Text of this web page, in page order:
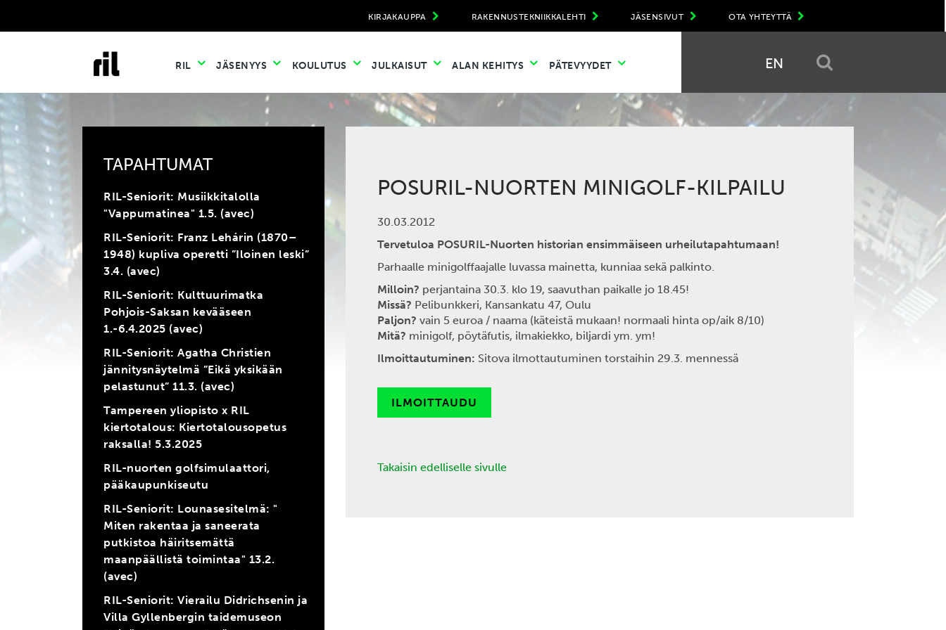
OTA YHTEYTTÄ
JÄSENSIVUT
RAKENNUSTEKNIIKKALEHTI
KIRJAKAUPPA
RIL JÄSENYYS KOULUTUS JULKAISUT ALAN KEHITYS PÄTEVYYDET EN
TAPAHTUMAT
RIL-Seniorit: Musiikkitalolla
"Vappumatinea" 1.5. (avec)
RIL-Seniorit: Franz Lehárin (1870–
1948) kupliva operetti ”Iloinen leski”
3.4. (avec)
RIL-Seniorit: Kulttuurimatka
Pohjois-Saksan kevääseen
1.-6.4.2025 (avec)
RIL-Seniorit: Agatha Christien
jännitysnäytelmä ”Eikä yksikään
pelastunut” 11.3. (avec)
Tampereen yliopisto x RIL
kiertotalous: Kiertotalousopetus
raksalla! 5.3.2025
RIL-nuorten golfsimulaattori,
pääkaupunkiseutu
RIL-Seniorit: Lounasesitelmä: "
Miten rakentaa ja saneerata
putkistoa häiritsemättä
maanpäällistä toimintaa" 13.2.
(avec)
RIL-Seniorit: Vierailu Didrichsenin ja
Villa Gyllenbergin taidemuseon
POSURIL-NUORTEN MINIGOLF-KILPAILU
30.03.2012
Tervetuloa POSURIL-Nuorten historian ensimmäiseen urheilutapahtumaan!
Parhaalle minigolffaajalle luvassa mainetta, kunniaa sekä palkinto.
Milloin? perjantaina 30.3. klo 19, saavuthan paikalle jo 18.45!
Missä? Pelibunkkeri, Kansankatu 47, Oulu
Paljon? vain 5 euroa / naama (käteistä mukaan! normaali hinta op/aik 8/10)
Mitä? minigolf, pöytäfutis, ilmakiekko, biljardi ym. ym!
Ilmoittautuminen: Sitova ilmottautuminen torstaihin 29.3. mennessä
ILMOITTAUDU
Takaisin edelliselle sivulle